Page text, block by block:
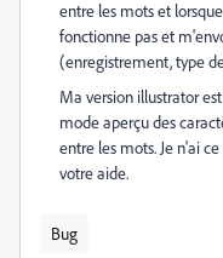
entre les mots et
fonctionne pas et
(enregistrement, type
Ma version illustrator
mode aperçu des
entre les mots. Je n'ai
votre aide.
Bug